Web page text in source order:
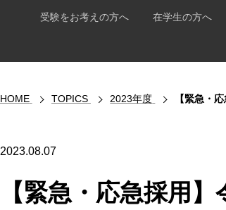
受験をお考えの方へ 在学生の方へ
HOME TOPICS 2023年度 【緊急・応
2023.08.07
【緊急・応急採用